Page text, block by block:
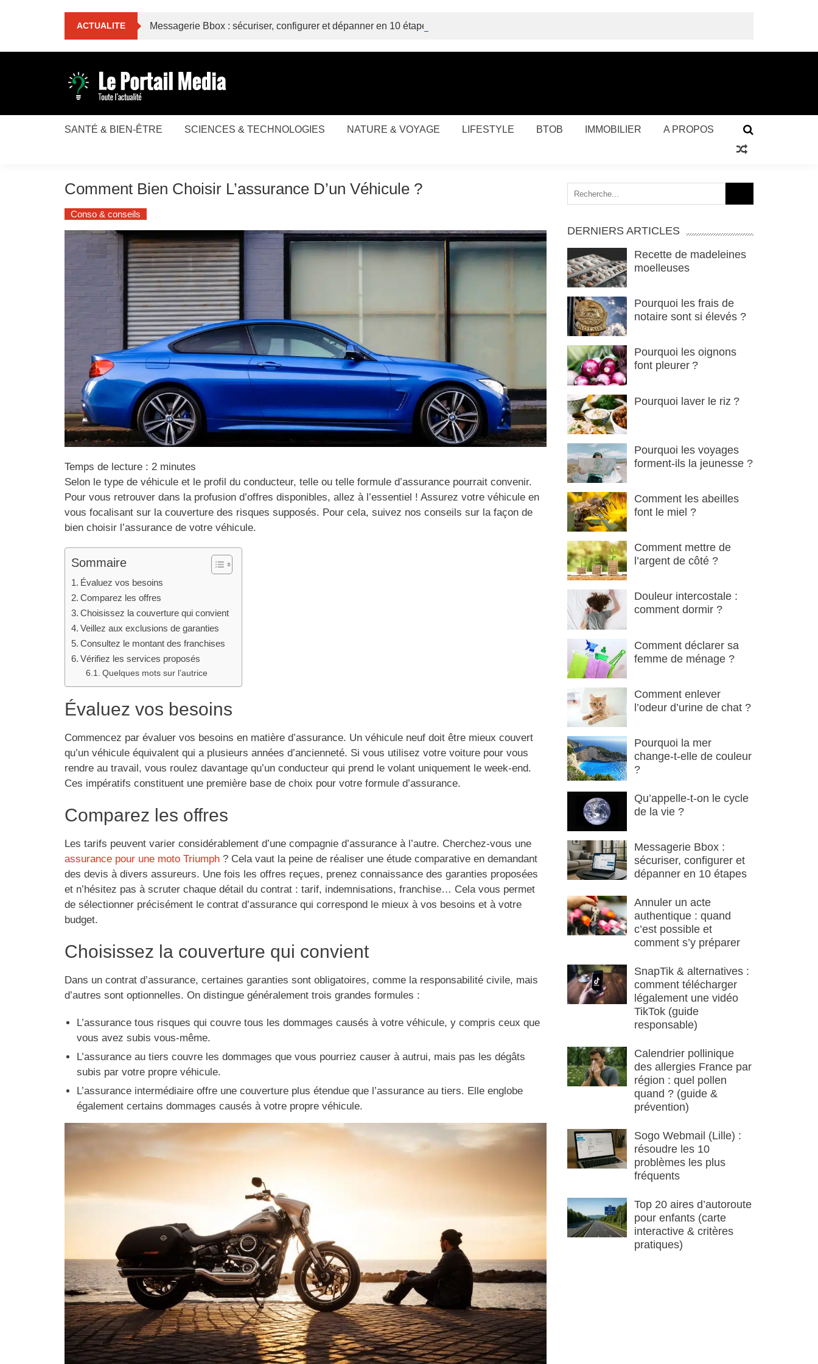
ACTUALITE Messagerie Bbox : sécuriser, configurer et dépanner en 10 étapes
Le Portail Média
SANTÉ & BIEN-ÊTRE SCIENCES & TECHNOLOGIES NATURE & VOYAGE LIFESTYLE BTOB IMMOBILIER A PROPOS
Comment Bien Choisir L’assurance D’un Véhicule ?
Conso & conseils
Temps de lecture : 2 minutes
Selon le type de véhicule et le profil du conducteur, telle ou telle formule d’assurance pourrait convenir.
Pour vous retrouver dans la profusion d’offres disponibles, allez à l’essentiel ! Assurez votre véhicule en
vous focalisant sur la couverture des risques supposés. Pour cela, suivez nos conseils sur la façon de
bien choisir l’assurance de votre véhicule.
Sommaire
Évaluez vos besoins
Comparez les offres
Choisissez la couverture qui convient
Veillez aux exclusions de garanties
Consultez le montant des franchises
Vérifiez les services proposés
Quelques mots sur l’autrice
Évaluez vos besoins
Commencez par évaluer vos besoins en matière d’assurance. Un véhicule neuf doit être mieux couvert
qu’un véhicule équivalent qui a plusieurs années d’ancienneté. Si vous utilisez votre voiture pour vous
rendre au travail, vous roulez davantage qu’un conducteur qui prend le volant uniquement le week-end.
Ces impératifs constituent une première base de choix pour votre formule d’assurance.
Comparez les offres
Les tarifs peuvent varier considérablement d’une compagnie d’assurance à l’autre. Cherchez-vous une
assurance pour une moto Triumph ? Cela vaut la peine de réaliser une étude comparative en demandant
des devis à divers assureurs. Une fois les offres reçues, prenez connaissance des garanties proposées
et n’hésitez pas à scruter chaque détail du contrat : tarif, indemnisations, franchise… Cela vous permet
de sélectionner précisément le contrat d’assurance qui correspond le mieux à vos besoins et à votre
budget.
Choisissez la couverture qui convient
Dans un contrat d’assurance, certaines garanties sont obligatoires, comme la responsabilité civile, mais
d’autres sont optionnelles. On distingue généralement trois grandes formules :
L’assurance tous risques qui couvre tous les dommages causés à votre véhicule, y compris ceux que
vous avez subis vous-même.
L’assurance au tiers couvre les dommages que vous pourriez causer à autrui, mais pas les dégâts
subis par votre propre véhicule.
L’assurance intermédiaire offre une couverture plus étendue que l’assurance au tiers. Elle englobe
également certains dommages causés à votre propre véhicule.
DERNIERS ARTICLES
Recette de madeleines
moelleuses
Pourquoi les frais de
notaire sont si élevés ?
Pourquoi les oignons
font pleurer ?
Pourquoi laver le riz ?
Pourquoi les voyages
forment-ils la jeunesse ?
Comment les abeilles
font le miel ?
Comment mettre de
l’argent de côté ?
Douleur intercostale :
comment dormir ?
Comment déclarer sa
femme de ménage ?
Comment enlever
l’odeur d’urine de chat ?
Pourquoi la mer
change-t-elle de couleur
?
Qu’appelle-t-on le cycle
de la vie ?
Messagerie Bbox :
sécuriser, configurer et
dépanner en 10 étapes
Annuler un acte
authentique : quand
c’est possible et
comment s’y préparer
SnapTik & alternatives :
comment télécharger
légalement une vidéo
TikTok (guide
responsable)
Calendrier pollinique
des allergies France par
région : quel pollen
quand ? (guide &
prévention)
Sogo Webmail (Lille) :
résoudre les 10
problèmes les plus
fréquents
Top 20 aires d’autoroute
pour enfants (carte
interactive & critères
pratiques)